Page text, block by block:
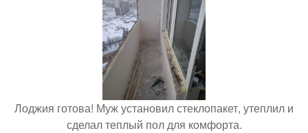
Лоджия готова! Муж установил стеклопакет, утеплил и
сделал теплый пол для комфорта.